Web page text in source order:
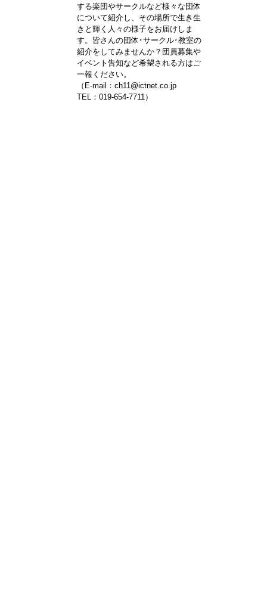
する楽団やサークルなど様々な団体
について紹介し、その場所で生き生
きと輝く人々の様子をお届けしま
す。皆さんの団体･サークル･教室の
紹介をしてみませんか？団員募集や
イベント告知など希望される方はご
一報ください。
（E-mail：ch11@ictnet.co.jp
TEL：019-654-7711）